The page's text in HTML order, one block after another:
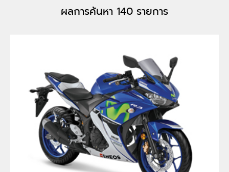
ผลการค้นหา 140 รายการ